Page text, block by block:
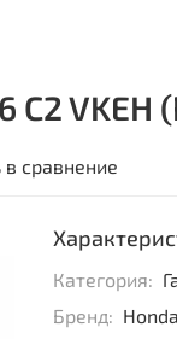
VKEH
в сравнение
Категория:
Бренд: Honda